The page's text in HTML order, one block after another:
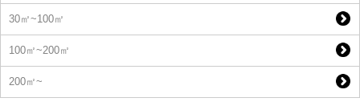
30㎡~100㎡
100㎡~200㎡
200㎡~